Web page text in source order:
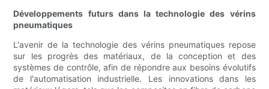
Développements futurs dans la technologie des vérins
pneumatiques
L'avenir de la technologie des vérins pneumatiques repose
sur les progrès des matériaux, de la conception et des
systèmes de contrôle, afin de répondre aux besoins évolutifs
de l'automatisation industrielle. Les innovations dans les